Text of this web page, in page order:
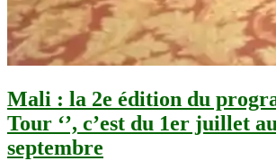
Mali : la 2e édition du
Tour ‘’, c’est du 1er juillet
septembre